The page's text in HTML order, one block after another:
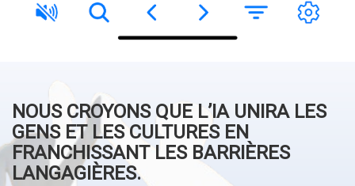
NOUS CROYONS QUE L’IA UNIRA LES
GENS ET LES CULTURES EN
FRANCHISSANT LES BARRIÈRES
LANGAGIÈRES.